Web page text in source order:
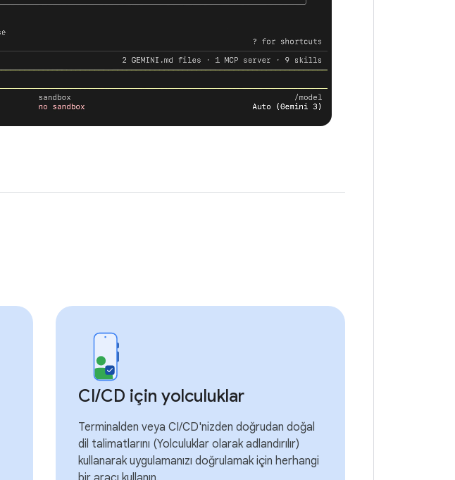
CI/CD için yolculuklar
Terminalden veya CI/CD'nizden doğrudan doğal
dil talimatlarını (Yolculuklar olarak adlandırılır)
kullanarak uygulamanızı doğrulamak için herhangi